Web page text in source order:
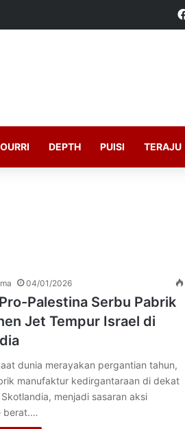
DEPTH PUISI TERAJU
04/01/2026
Palestina Serbu Pabrik
Jet Tempur Israel di
dunia merayakan pergantian tahun,
manufaktur kedirgantaraan di dekat
menjadi sasaran aksi
berat.…